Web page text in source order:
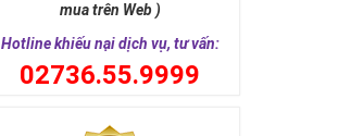
mua trên Web )
Hotline khiếu nại dịch vụ, tư vấn:
02736.55.9999